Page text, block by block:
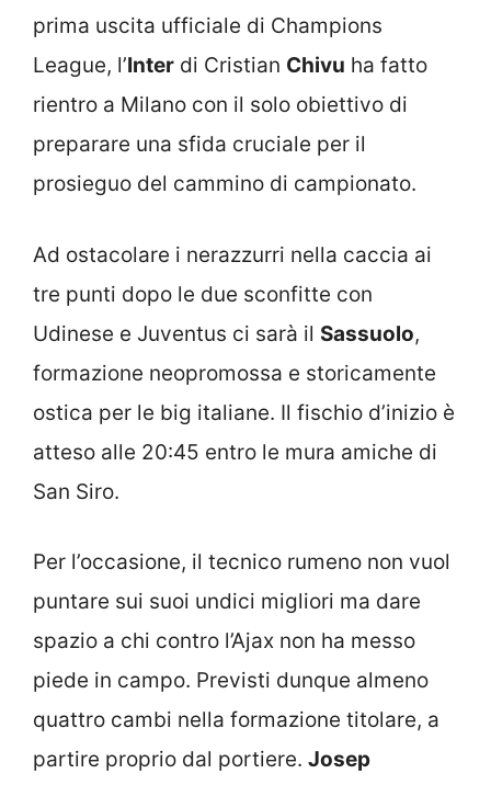
prima uscita ufficiale di Champions
League, l’Inter di Cristian Chivu ha fatto
rientro a Milano con il solo obiettivo di
preparare una sfida cruciale per il
prosieguo del cammino di campionato.
Ad ostacolare i nerazzurri nella caccia ai
tre punti dopo le due sconfitte con
Udinese e Juventus ci sarà il Sassuolo,
formazione neopromossa e storicamente
ostica per le big italiane. Il fischio d’inizio è
atteso alle 20:45 entro le mura amiche di
San Siro.
Per l’occasione, il tecnico rumeno non vuol
puntare sui suoi undici migliori ma dare
spazio a chi contro l’Ajax non ha messo
piede in campo. Previsti dunque almeno
quattro cambi nella formazione titolare, a
partire proprio dal portiere. Josep